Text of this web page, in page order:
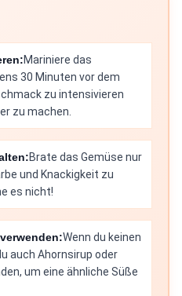
Mariniere das
30 Minuten vor dem
zu intensivieren
zu machen.
Brate das Gemüse nur
und Knackigkeit zu
es nicht!
Wenn du keinen
auch Ahornsirup oder
um eine ähnliche Süße